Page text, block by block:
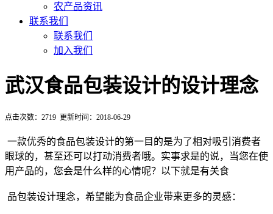
农产品资讯
联系我们
联系我们
加入我们
武汉食品包装设计的设计理念
点击次数： 2719 更新时间：2018-06-29
一款优秀的食品包装设计的第一目的是为了相对吸引消费者
眼球的，甚至还可以打动消费者哦。实事求是的说，当您在使
用产品的，您会是什么样的心情呢？以下就是有关食
品包装设计理念，希望能为食品企业带来更多的灵感：